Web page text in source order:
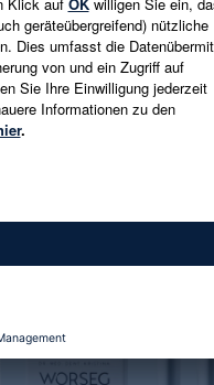
Dr. Kristina Worseg Beautiful